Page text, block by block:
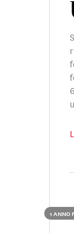
1 ANNO